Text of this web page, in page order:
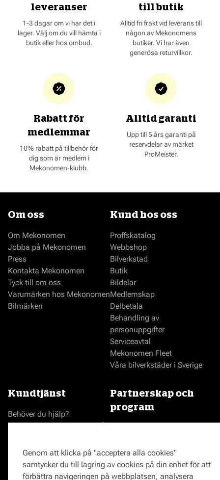
leveranser
1-3 dagar om vi har det i
lager. Välj om du vill hämta i
butik eller hos ombud.
till butik
Alltid fri frakt vid leverans till
någon av Mekonomens
butiker. Vi har även
generösa returvillkor.
Rabatt för
medlemmar
10% rabatt på tillbehör för
dig som är medlem i
Mekonomen-klubb.
Alltid garanti
Upp till 5 års garanti på
reservdelar av märket
ProMeister.
Om oss
Om Mekonomen
Jobba på Mekonomen
Press
Kontakta Mekonomen
Tyck till om oss
Varumärken hos Mekonomen
Bilmärken
Kund hos oss
Proffskatalog
Webbshop
Bilverkstad
Butik
Bildelar
Medlemskap
Delbetala
Behandling av
personuppgifter
Serviceavtal
Mekonomen Fleet
Våra bilverkstäder i Sverige
Kundtjänst
Behöver du hjälp?
Frågor om verkstäder?
Partnerskap och
program
Prisgaranti
Vägassistans
ProMeister
Genom att klicka på "acceptera alla cookies"
samtycker du till lagring av cookies på din enhet för att
förbättra navigeringen på webbplatsen, analysera